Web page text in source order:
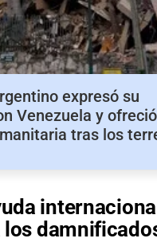
expresó su
Venezuela y ofreció
tras los
los